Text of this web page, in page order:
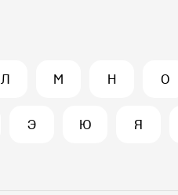
Л М Н О
Э Ю Я